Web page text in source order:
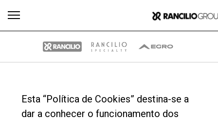
Esta “Política de Cookies” destina-se a
dar a conhecer o funcionamento dos